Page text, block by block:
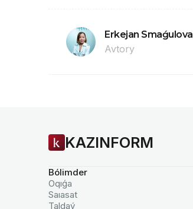
Erkejan Smaǵulova
Avtory
KAZINFORM
Bólimder
Oqıǵa
Saıasat
Taldaý